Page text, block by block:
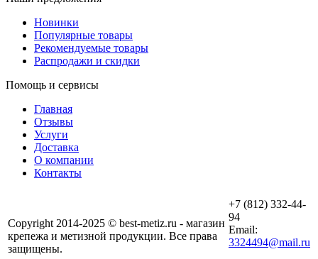
Новинки
Популярные товары
Рекомендуемые товары
Распродажи и скидки
Помощь и сервисы
Главная
Отзывы
Услуги
Доставка
О компании
Контакты
Copyright 2014-2025 © best-metiz.ru - магазин
крепежа и метизной продукции. Все права
защищены.
+7 (812) 332-44-
94
Email:
3324494@mail.ru